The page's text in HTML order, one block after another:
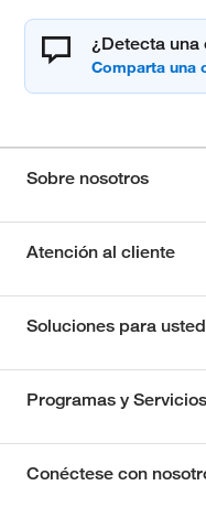
¿Detecta
Sobre nosotros
Atención al cliente
Soluciones para usted
Programas y Servicios
Conéctese con